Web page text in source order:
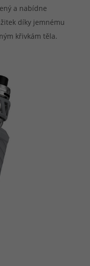
a nabídne
díky jemnému
křivkám těla.